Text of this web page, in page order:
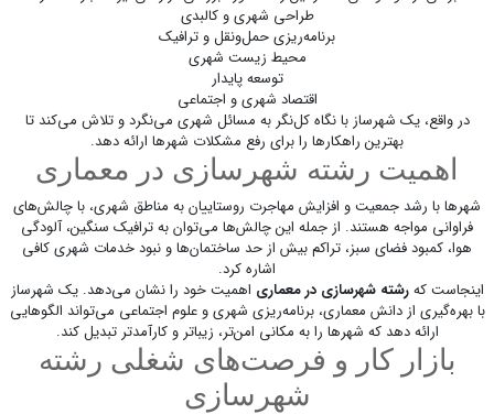
طراحی شهری و کالبدی
برنامه‌ریزی حمل‌ونقل و ترافیک
محیط زیست شهری
توسعه پایدار
اقتصاد شهری و اجتماعی
در واقع، یک شهرساز با نگاه کل‌نگر به مسائل شهری می‌نگرد و تلاش می‌کند تا
بهترین راهکارها را برای رفع مشکلات شهرها ارائه دهد.
اهمیت رشته شهرسازی در معماری
شهرها با رشد جمعیت و افزایش مهاجرت روستاییان به مناطق شهری، با چالش‌های
فراوانی مواجه هستند. از جمله این چالش‌ها می‌توان به ترافیک سنگین، آلودگی
هوا، کمبود فضای سبز، تراکم بیش از حد ساختمان‌ها و نبود خدمات شهری کافی
اشاره کرد.
اینجاست کهرشته شهرسازی در معماری اهمیت خود را نشان می‌دهد. یک شهرساز
با بهره‌گیری از دانش معماری، برنامه‌ریزی شهری و علوم اجتماعی می‌تواند الگوهایی
ارائه دهد که شهرها را به مکانی امن‌تر، زیباتر و کارآمدتر تبدیل کند.
بازار کار و فرصت‌های شغلی رشته
شهرسازی